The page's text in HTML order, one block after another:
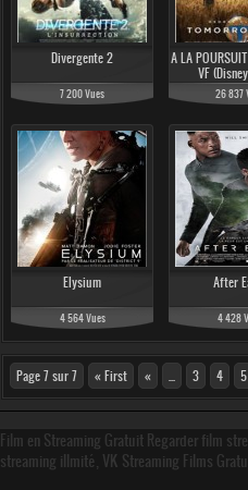
Divergente 2
7 200 Vues
A LA
VF
26 837
Elysium
4 564 Vues
After
4 428
Page 7 sur 7 « First « 3 4 5
Film en Streaming Gratuit Regarder film
streaming illmité, VK Streaming Films